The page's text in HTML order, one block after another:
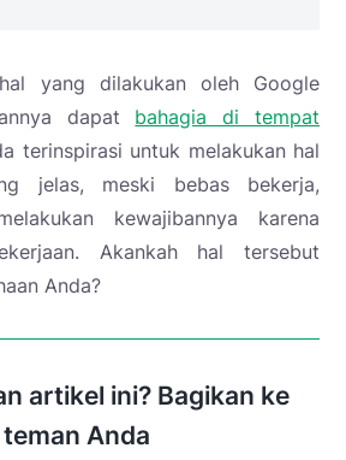
yang dilakukan oleh Google
dapat bahagia di tempat
terinspirasi untuk melakukan hal
jelas, meski bebas bekerja,
kewajibannya karena
Akankah hal tersebut
Anda?
artikel ini? Bagikan ke
teman Anda